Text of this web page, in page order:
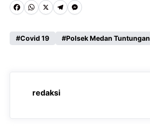
F
c
b
k
W
a
s
A
p
X T
l
g
r
m
M
s
e
e
Covid 19 Polsek Medan Tuntungan
redaksi